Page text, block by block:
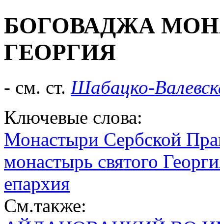
БОГОВАДЖА
ГЕОРГИЯ
- см. ст. Шабацко-
Ключевые слова:
Монастыри Сербской
монастырь святого
епархия
См.также: